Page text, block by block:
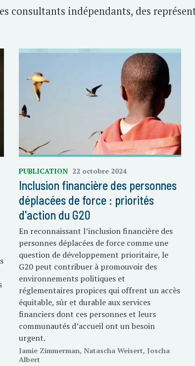
consultants indépendants, des
PUBLICATION 22 octobre 2024
Inclusion financière des personnes
déplacées de force : priorités
d'action du G20
En reconnaissant l’inclusion financière des
personnes déplacées de force comme une
question de développement prioritaire, le
G20 peut contribuer à promouvoir des
environnements politiques et
réglementaires propices qui offrent un accès
équitable, sûr et durable aux services
financiers dont ces personnes et leurs
communautés d’accueil ont un besoin
urgent.
Jamie Zimmerman, Natascha Weisert, Joscha
Albert